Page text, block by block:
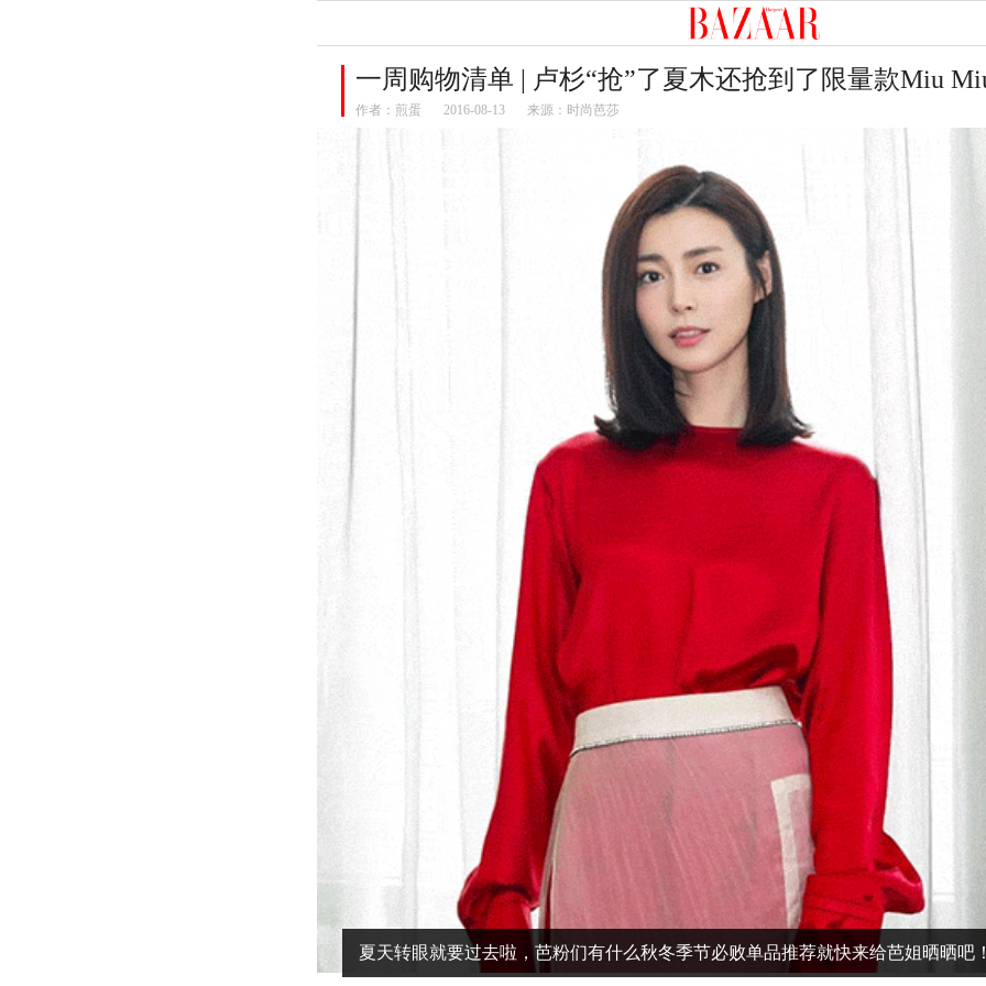
一周购物清单 | 卢杉“抢”了夏木还抢到了限量款Miu
作者： 煎蛋 2016-08-13 来源：时尚芭莎
夏天转眼就要过去啦，芭粉们有什么秋冬季节必败单品推荐就快来给芭姐晒晒吧